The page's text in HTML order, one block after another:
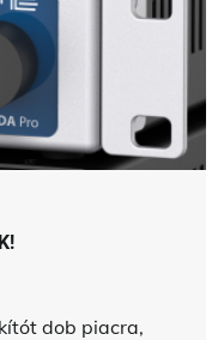
dob piacra,